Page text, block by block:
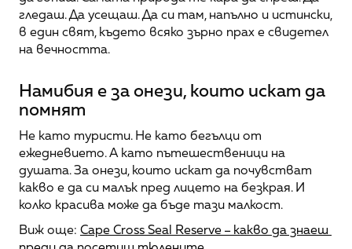
гледаш. Да усещаш. Да си там, напълно и истински,
в един свят, където всяко зърно прах е свидетел
на вечността.
Намибия е за онези, които искат да
помнят
Не като туристи. Не като бегълци от
ежедневието. А като пътешественици на
душата. За онези, които искат да почувстват
какво е да си малък пред лицето на безкрая. И
колко красива може да бъде тази малкост.
Виж още: Cape Cross Seal Reserve – какво да знаеш